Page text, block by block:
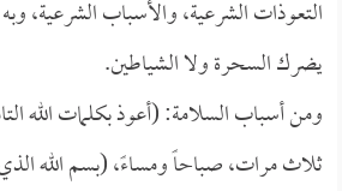
التعوذات الشرعية، والأسباب الشرعية،
يضرك السحرة ولا الشياطين.
ومن أسباب السلامة: (أعوذ بكلمات الله
ثلاث مرات، صباحاً ومساءً، (بسم الله